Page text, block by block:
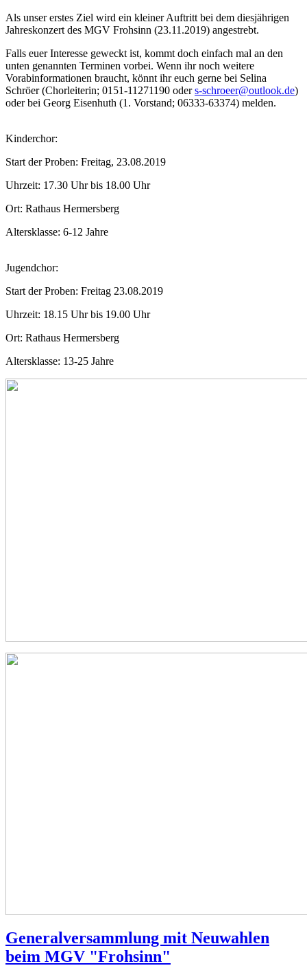
Als unser erstes Ziel wird ein kleiner Auftritt bei dem diesjährigen
Jahreskonzert des MGV Frohsinn (23.11.2019) angestrebt.
Falls euer Interesse geweckt ist, kommt doch einfach mal an den
unten genannten Terminen vorbei. Wenn ihr noch weitere
Vorabinformationen braucht, könnt ihr euch gerne bei Selina
Schröer (Chorleiterin; 0151-11271190 oders-schroeer@outlook.de)
oder bei Georg Eisenhuth (1. Vorstand; 06333-63374) melden.
Kinderchor:
Start der Proben: Freitag, 23.08.2019
Uhrzeit: 17.30 Uhr bis 18.00 Uhr
Ort: Rathaus Hermersberg
Altersklasse: 6-12 Jahre
Jugendchor:
Start der Proben: Freitag 23.08.2019
Uhrzeit: 18.15 Uhr bis 19.00 Uhr
Ort: Rathaus Hermersberg
Altersklasse: 13-25 Jahre
Generalversammlung mit Neuwahlen
beim MGV "Frohsinn"